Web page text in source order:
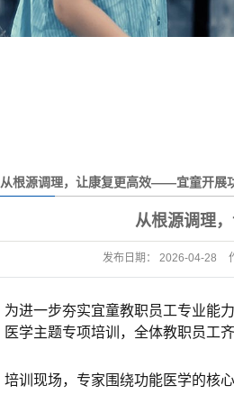
从根源调理，让康复更高效——宜童开展
从根源调理
发布日期： 2026-04-28
为进一步夯实宜童教职员工专业能
医学主题专项培训，全体教职员工
培训现场，专家围绕功能医学的核